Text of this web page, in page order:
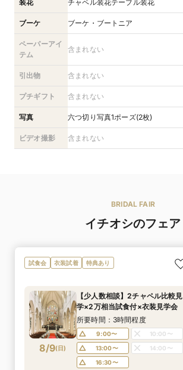
装花 チャペル装花テーブル装花
ブーケ ブーケ・ブートニア
ペーパーアイ
テム
含まれない
引出物 含まれない
プチギフト 含まれない
写真 六つ切り写真1ポーズ(2枚)
ビデオ撮影 含まれない
BRIDAL FAIR
イチオシのフェア
試食会 衣装試着 特典あり
8/9(日)
【少人数相談】2チャペル比較見
学×2万相当試食付×衣装見学会
所要時間：3時間程度
9:00〜
10:00〜
13:00〜
14:00〜
16:30〜